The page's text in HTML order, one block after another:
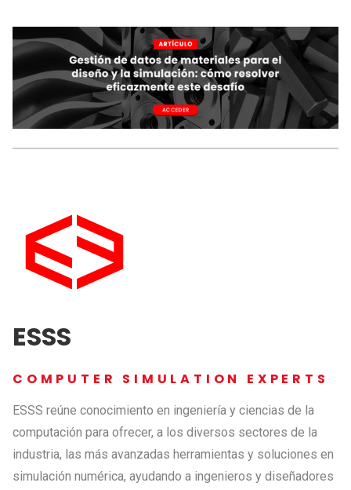
ESSS
COMPUTER SIMULATION EXPERTS
ESSS reúne conocimiento en ingeniería y ciencias de la
computación para ofrecer, a los diversos sectores de la
industria, las más avanzadas herramientas y soluciones en
simulación numérica, ayudando a ingenieros y diseñadores